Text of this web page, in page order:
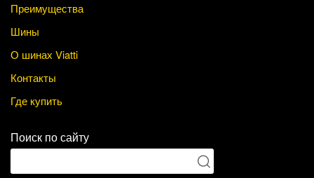
Преимущества
Шины
О шинах Viatti
Контакты
Где купить
Поиск по сайту